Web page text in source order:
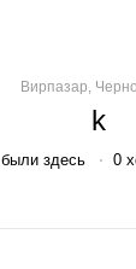
Вирпазар,
k
были здесь 0